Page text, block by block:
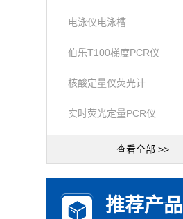
电泳仪电泳槽
伯乐T100梯度PCR仪
核酸定量仪荧光计
实时荧光定量PCR仪
查看全部 >>
推荐产品